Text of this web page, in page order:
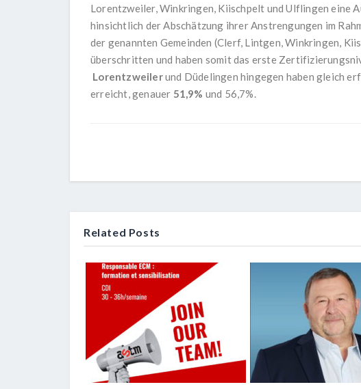
Lorentzweiler, Winkringen, Kiischpelt und Ulflingen eine
hinsichtlich der Abschätzung ihrer Anstrengungen im
der genannten Gemeinden (Clerf, Lintgen, Winkringen,
überschritten und haben somit das erste
Lorentzweilerund Düdelingen hingegen haben gleich
erreicht, genauer 51,9% und 56,7%.
Related Posts